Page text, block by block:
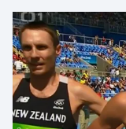
Motorsport
Olympijské hry
Parasport